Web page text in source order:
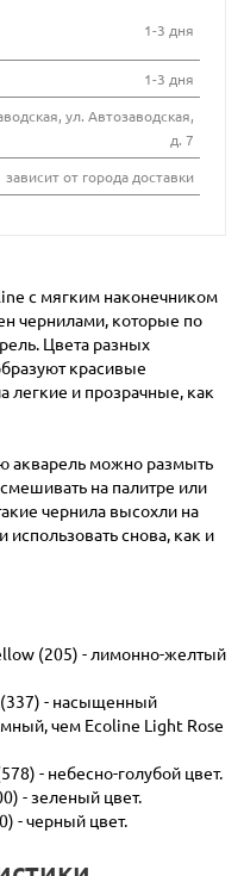
1-3 дня
1-3 дня
ул. Автозаводская,
д. 7
зависит от города доставки
c мягким наконечником
чернилами, которые по
Цвета разных
красивые
легкие и прозрачные, как
акварель можно размыть
на палитре или
чернила высохли на
снова, как и
(205) - лимонно-желтый
- насыщенный
чем Ecoline Light Rose
- небесно-голубой цвет.
- зеленый цвет.
- черный цвет.